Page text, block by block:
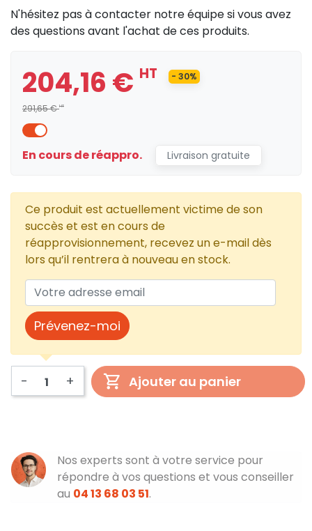
N'hésitez pas à contacter notre équipe si vous avez
des questions avant l'achat de ces produits.
204,16 € HT
291,65 €HT
- 30%
En cours de réappro. Livraison gratuite
Ce produit est actuellement victime de son
succès et est en cours de
réapprovisionnement, recevez un e-mail dès
lors qu’il rentrera à nouveau en stock.
Prévenez-moi
- + Ajouter au panier
Nos experts sont à votre service pour
répondre à vos questions et vous conseiller
au 04 13 68 03 51.